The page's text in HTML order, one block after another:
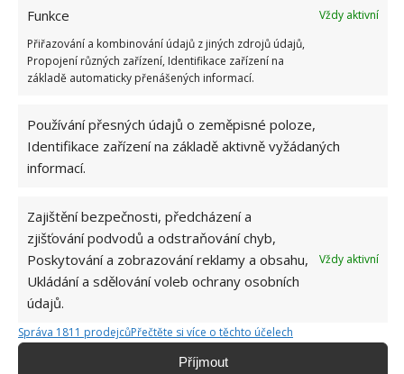
Funkce
Vždy aktivní
Přiřazování a kombinování údajů z jiných zdrojů údajů,
Propojení různých zařízení, Identifikace zařízení na
základě automaticky přenášených informací.
Používání přesných údajů o zeměpisné poloze,
Identifikace zařízení na základě aktivně vyžádaných
informací.
Zajištění bezpečnosti, předcházení a
zjišťování podvodů a odstraňování chyb,
Poskytování a zobrazování reklamy a obsahu,
Ukládání a sdělování voleb ochrany osobních
údajů.
Vždy aktivní
Správa 1811 prodejcůPřečtěte si více o těchto účelech
Příjmout
bubnu pračky není efektivní z hlediska kvality
vyprání oděvů. Kromě toho tak svůj spotřebič
zbytečně a neúměrně zatěžujete.